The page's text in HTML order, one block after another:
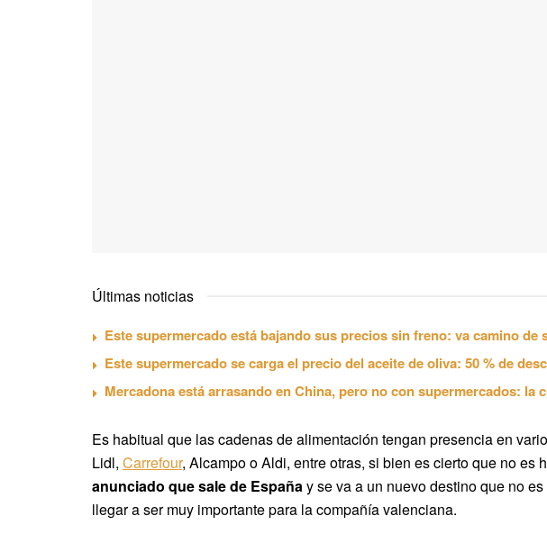
Últimas noticias
Este supermercado está bajando sus precios sin freno: va camino de
Este supermercado se carga el precio del aceite de oliva: 50 % de
Mercadona está arrasando en China, pero no con supermercados: la
Es habitual que las cadenas de alimentación tengan presencia en
Lidl, Carrefour, Alcampo o Aldi, entre otras, si bien es cierto que no
anunciado que sale de Españay se va a un nuevo destino que no
llegar a ser muy importante para la compañía valenciana.